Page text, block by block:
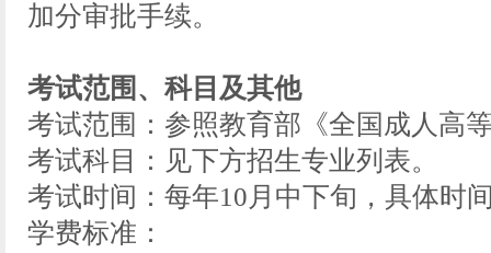
加分审批手续。
考试范围、科目及其他
考试范围：参照教育部《全国成人高
考试科目：见下方招生专业列表。
考试时间：每年10月中下旬，具体时
学费标准：